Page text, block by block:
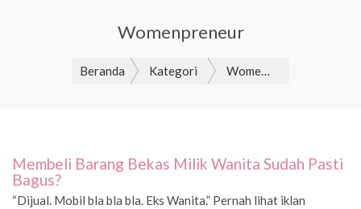
Womenpreneur
Beranda Kategori Womenpreneur
Membeli Barang Bekas Milik Wanita Sudah Pasti
Bagus?
“Dijual. Mobil bla bla bla. Eks Wanita.” Pernah lihat iklan